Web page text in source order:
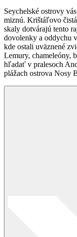
Seychelské ostrovy
miznú. Krištáľovo
skaly dotvárajú tento
dovolenky a oddychu
kde ostali uväznené
Lemury, chameleóny,
hľadať v pralesoch
plážach ostrova Nosy